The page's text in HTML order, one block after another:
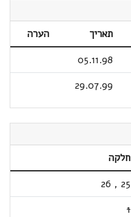
תאריך
הערה
05.11.98
29.07.99
חלקה
25
,
26
1